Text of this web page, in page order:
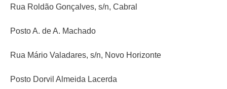
Rua Roldão Gonçalves, s/n, Cabral
Posto A. de A. Machado
Rua Mário Valadares, s/n, Novo Horizonte
Posto Dorvil Almeida Lacerda